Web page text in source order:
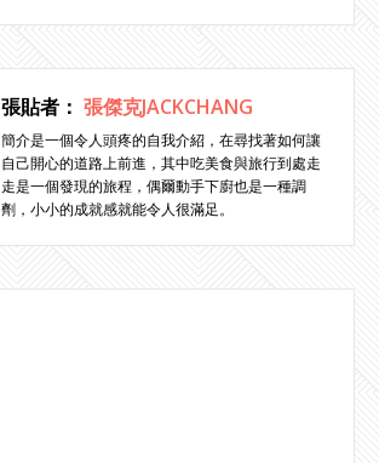
張貼者： 張傑克JACKCHANG
簡介是一個令人頭疼的自我介紹，在尋找著如何讓
自己開心的道路上前進，其中吃美食與旅行到處走
走是一個發現的旅程，偶爾動手下廚也是一種調
劑，小小的成就感就能令人很滿足。